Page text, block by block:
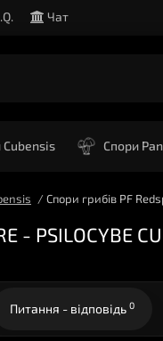
Чат
Cubensis Спори
Спори грибів PF
PSILOCYBE
Питання - відповідь 0